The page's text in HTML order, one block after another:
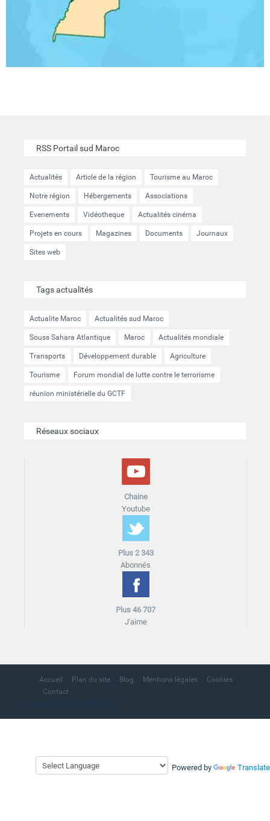
Powered by Translate
RSS Portail sud Maroc
Actualités Article de la région Tourisme au Maroc
Notre région Hébergements Associations
Evenements Vidéotheque Actualités cinéma
Projets en cours Magazines Documents Journaux
Sites web
Tags actualités
Actualite Maroc Actualités sud Maroc
Souss Sahara Atlantique Maroc Actualités mondiale
Transports Développement durable Agriculture
Tourisme Forum mondial de lutte contre le terrorisme
réunion ministérielle du GCTF
Réseaux sociaux
Chaine
Youtube
Plus 2 343
Abonnés
Plus 46 707
J'aime
Accueil Plan du site Blog Mentions légales
Cookies
Contact